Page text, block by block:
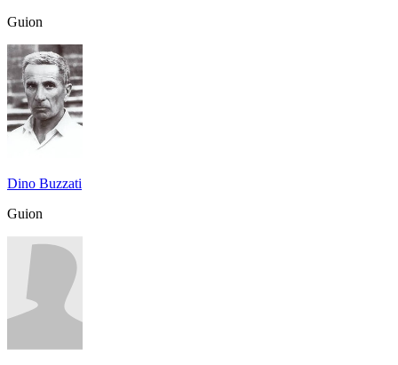
Guion
Dino Buzzati
Guion